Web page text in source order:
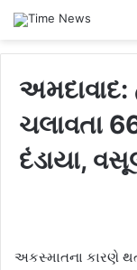
ચલાવતા
દંડાયા,
અકસ્માતના કારણે